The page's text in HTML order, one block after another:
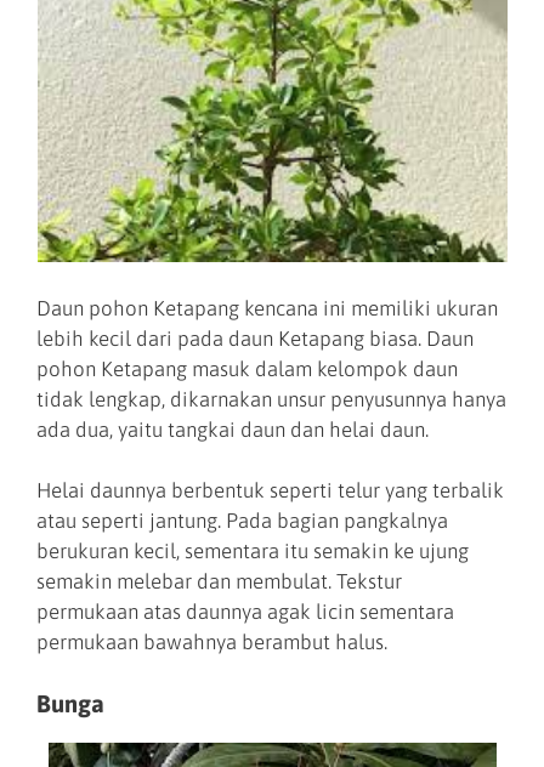
Daun pohon Ketapang kencana ini memiliki ukuran
lebih kecil dari pada daun Ketapang biasa. Daun
pohon Ketapang masuk dalam kelompok daun
tidak lengkap, dikarnakan unsur penyusunnya hanya
ada dua, yaitu tangkai daun dan helai daun.
Helai daunnya berbentuk seperti telur yang terbalik
atau seperti jantung. Pada bagian pangkalnya
berukuran kecil, sementara itu semakin ke ujung
semakin melebar dan membulat. Tekstur
permukaan atas daunnya agak licin sementara
permukaan bawahnya berambut halus.
Bunga